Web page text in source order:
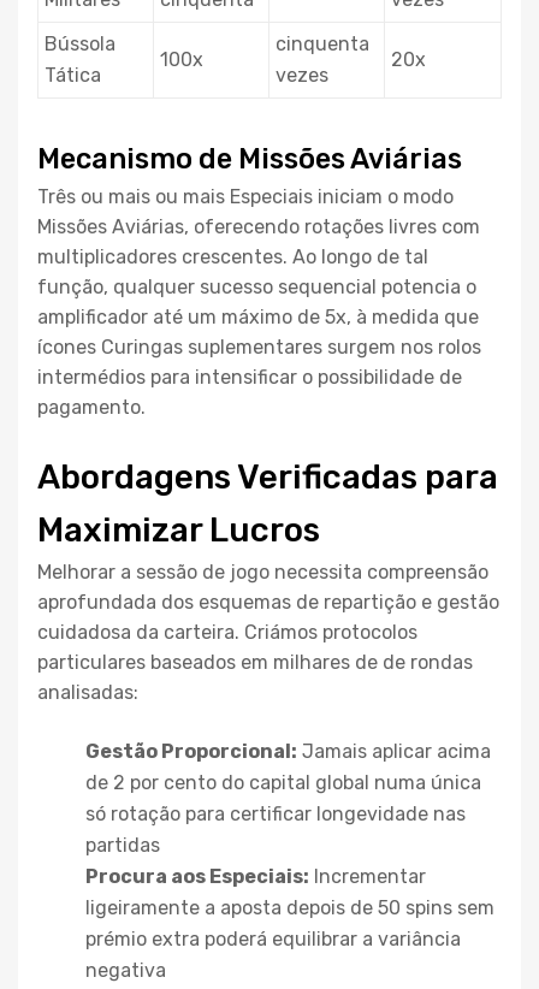
Bússola
Tática
100x
cinquenta
vezes
20x
Mecanismo de Missões Aviárias
Três ou mais ou mais Especiais iniciam o modo
Missões Aviárias, oferecendo rotações livres com
multiplicadores crescentes. Ao longo de tal
função, qualquer sucesso sequencial potencia o
amplificador até um máximo de 5x, à medida que
ícones Curingas suplementares surgem nos rolos
intermédios para intensificar o possibilidade de
pagamento.
Abordagens Verificadas para
Maximizar Lucros
Melhorar a sessão de jogo necessita compreensão
aprofundada dos esquemas de repartição e gestão
cuidadosa da carteira. Criámos protocolos
particulares baseados em milhares de de rondas
analisadas:
Gestão Proporcional: Jamais aplicar acima
de 2 por cento do capital global numa única
só rotação para certificar longevidade nas
partidas
Procura aos Especiais: Incrementar
ligeiramente a aposta depois de 50 spins sem
prémio extra poderá equilibrar a variância
negativa